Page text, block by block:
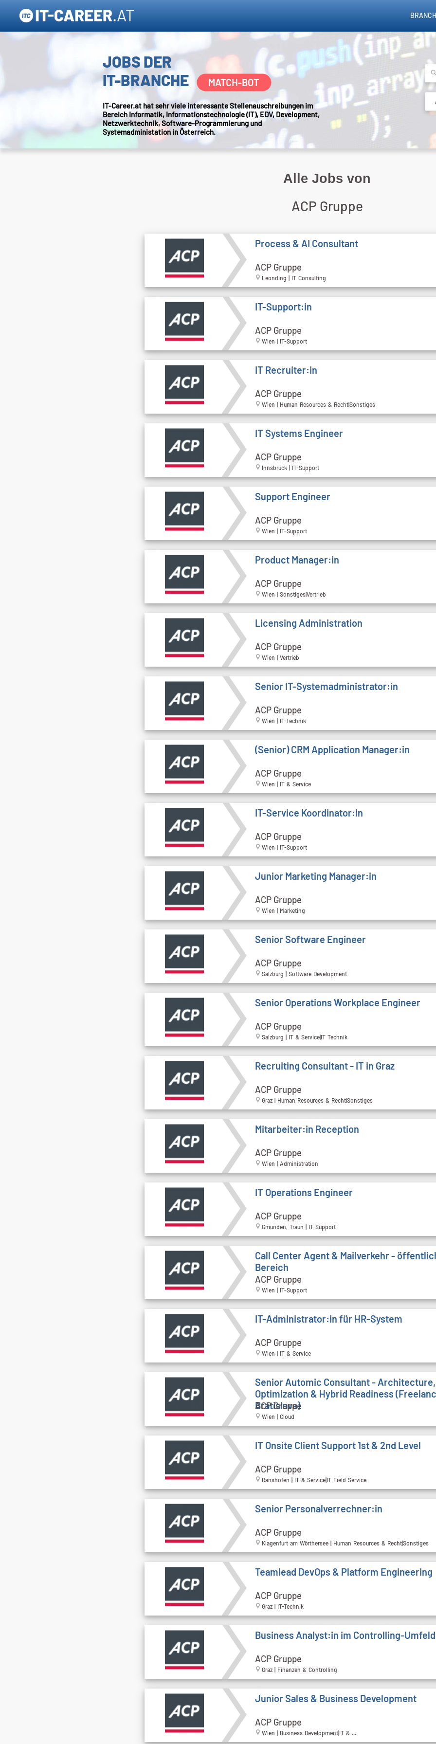
JOBS DER
IT-BRANCHE
MATCH-BOT
IT-Career.at hat sehr viele interessante Stellenauschreibungen im
Bereich Informatik, Informationstechnologie (IT), EDV, Development,
Netzwerktechnik, Software-Programmierung und
Systemadministation in Österreich.
Alle Jobs von
ACP Gruppe
Process & AI Consultant
ACP Gruppe
Leonding | IT Consulting
IT-Support:in
ACP Gruppe
Wien | IT-Support
IT Recruiter:in
ACP Gruppe
Wien | Human Resources & Recht|Sonstiges
IT Systems Engineer
ACP Gruppe
Innsbruck | IT-Support
Support Engineer
ACP Gruppe
Wien | IT-Support
Product Manager:in
ACP Gruppe
Wien | Sonstiges|Vertrieb
Licensing Administration
ACP Gruppe
Wien | Vertrieb
Senior IT-Systemadministrator:in
ACP Gruppe
Wien | IT-Technik
(Senior) CRM Application Manager:in
ACP Gruppe
Wien | IT & Service
IT-Service Koordinator:in
ACP Gruppe
Wien | IT-Support
Junior Marketing Manager:in
ACP Gruppe
Wien | Marketing
Senior Software Engineer
ACP Gruppe
Salzburg | Software Development
Senior Operations Workplace Engineer
ACP Gruppe
Salzburg | IT & Service|IT Technik
Recruiting Consultant - IT in Graz
ACP Gruppe
Graz | Human Resources & Recht|Sonstiges
Mitarbeiter:in Reception
ACP Gruppe
Wien | Administration
IT Operations Engineer
ACP Gruppe
Gmunden, Traun | IT-Support
Call Cen­ter Agent & Mailverkehr -
Bereich
ACP Gruppe
Wien | IT-Support
IT-Administrator:in für HR-System
ACP Gruppe
Wien | IT & Service
Senior Automic Consultant - Architecture,
Optimization & Hybrid Readiness
Bratislava)
ACP Gruppe
Wien | Cloud
IT Onsite Client Support 1st & 2nd Level
ACP Gruppe
Ranshofen | IT & Service|IT Field Service
Senior Personalverrechner:in
ACP Gruppe
Klagenfurt am Wörthersee | Human Resources & Recht|Sonstiges
Teamlead DevOps & Platform Engineering
ACP Gruppe
Graz | IT-Technik
Business Analyst:in im Controlling-Umfeld
ACP Gruppe
Graz | Finanzen & Controlling
Junior Sales & Business Development
ACP Gruppe
Wien | Business Development|IT & ...